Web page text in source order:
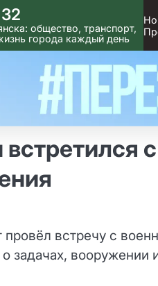
общество, транспорт,
города каждый день
встретился
провёл встречу с
о задачах, вооружении